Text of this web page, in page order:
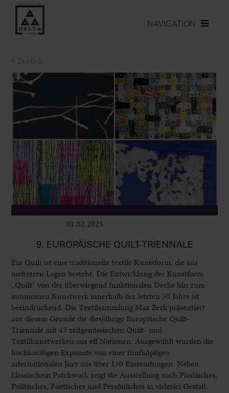
NAVIGATION
01.02.2025
9. EUROPÄISCHE QUILT-TRIENNALE
Ein Quilt ist eine traditionelle textile Kunstform, die aus
mehreren Lagen besteht. Die Entwicklung der Kunstform
„Quilt“ von der überwiegend funktionalen Decke hin zum
autonomen Kunstwerk innerhalb der letzten 50 Jahre ist
beeindruckend. Die Textilsammlung Max Berk präsentiert
aus diesem Grunde die diesjährige Europäische Quilt-
Triennale mit 45 zeitgenössischen Quilt- und
Textilkunstwerken aus elf Nationen. Ausgewählt wurden die
hochkarätigen Exponate von einer fünfköpfigen
internationalen Jury aus über 130 Einsendungen. Neben
klassischem Patchwork zeigt die Ausstellung auch Plastisches,
Politisches, Poetisches und Persönliches in vielerlei Gestalt.